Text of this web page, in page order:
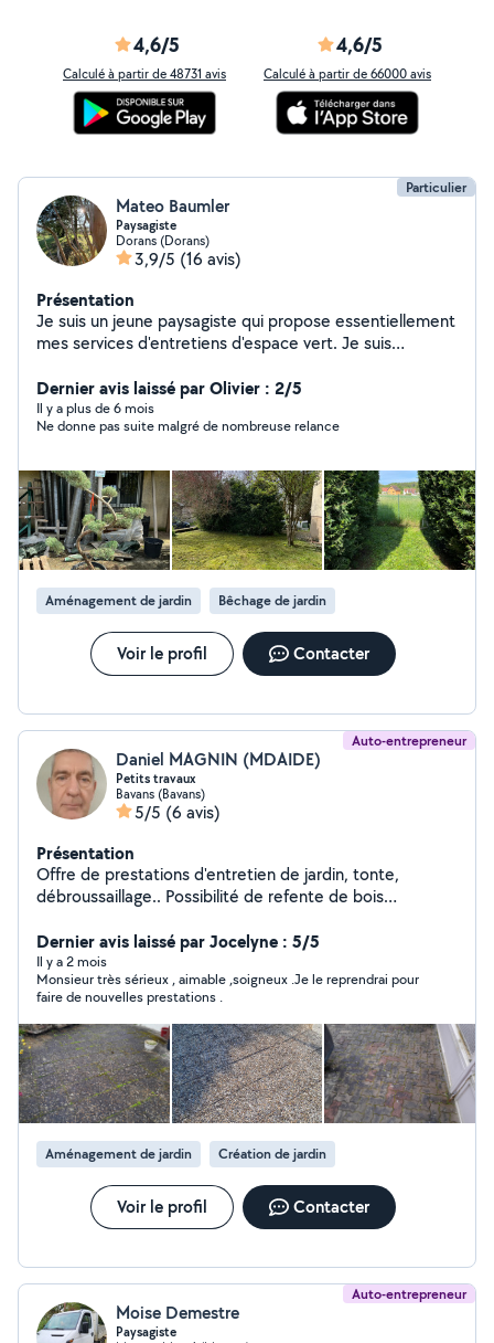
4,6/5
Calculé à partir de 48731 avis
4,6/5
Calculé à partir de 66000 avis
Particulier
Mateo Baumler
Paysagiste
Dorans (Dorans)
3,9/5 (16 avis)
Présentation
Je suis un jeune paysagiste qui propose essentiellement
mes services d'entretiens d'espace vert. Je suis
connaissances à mes clients. J'agis sur un large
périmètre autour de Belfort/Montbéliard.
Dernier avis laissé par Olivier : 2/5
Il y a plus de 6 mois
Ne donne pas suite malgré de nombreuse relance
Aménagement de jardin Bêchage de jardin
Voir le profil Contacter
Auto-entrepreneur
Daniel MAGNIN (MDAIDE)
Petits travaux
Bavans (Bavans)
5/5 (6 avis)
Présentation
Offre de prestations d'entretien de jardin, tonte,
débroussaillage.. Possibilité de refente de bois
transport de bois Petits travaux dans maison et jardin
Dernier avis laissé par Jocelyne : 5/5
Il y a 2 mois
Monsieur très sérieux , aimable ,soigneux .Je le reprendrai pour
faire de nouvelles prestations .
Aménagement de jardin Création de jardin
Voir le profil Contacter
Auto-entrepreneur
Moise Demestre
Paysagiste